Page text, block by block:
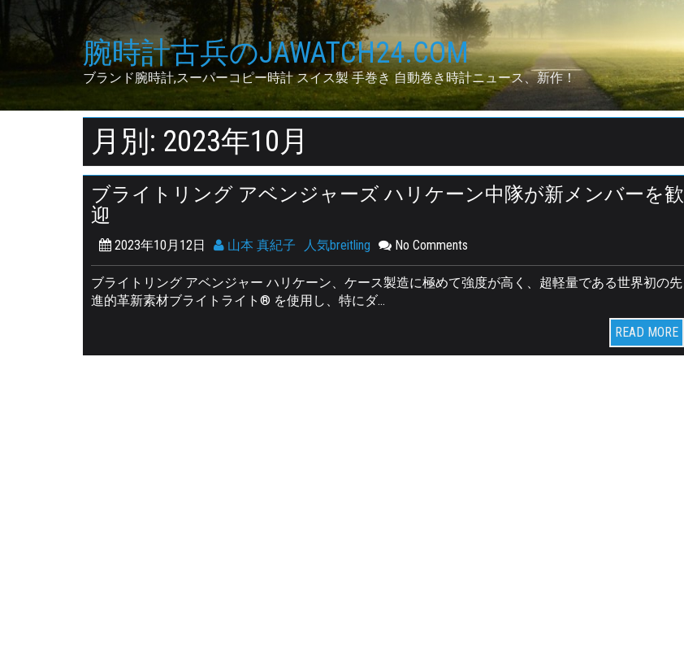
content
腕時計古兵のJAWATCH24.COM
ブランド腕時計,スーパーコピー時計 スイス製 手巻き 自動巻き時計ニュース、新作！
月別: 2023年10月
ブライトリング アベンジャーズ ハリケーン中隊が新メンバーを歓
迎
2023年10月12日 山本 真紀子 人気breitling No Comments
ブライトリング アベンジャー ハリケーン、ケース製造に極めて強度が高く、超軽量である世界初の先
進的革新素材ブライトライト® を使用し、特にダ…
READ MORE